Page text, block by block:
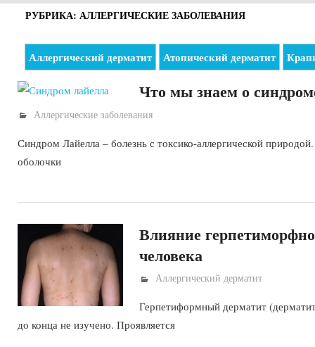
РУБРИКА: АЛЛЕРГИЧЕСКИЕ ЗАБОЛЕВАНИЯ
Аллергический дерматит Атопический дерматит
Что мы знаем о
Аллергические заболевания
Синдром Лайелла – болезнь с токсико-аллергической
оболочки
Влияние
человека
Аллергический дерматит
Герпетиформный дерматит
до конца не изучено. Проявляется